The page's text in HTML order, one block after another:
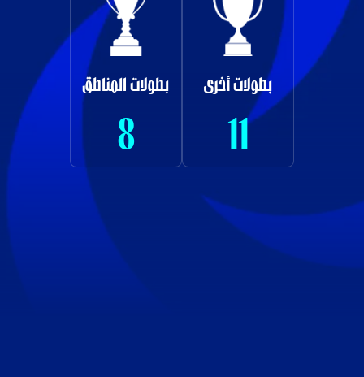
بطولات أخرى
11
بطولات المناطق
8